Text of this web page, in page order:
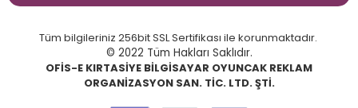
Tüm bilgileriniz 256bit SSL Sertifikası ile korunmaktadır.
© 2022 Tüm Hakları Saklıdır.
OFİS-E KIRTASİYE BİLGİSAYAR OYUNCAK REKLAM
ORGANİZASYON SAN. TİC. LTD. ŞTİ.